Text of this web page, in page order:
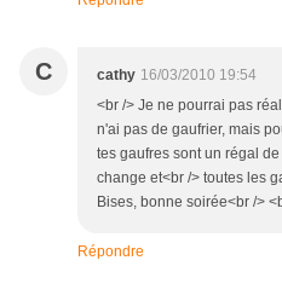
C cathy 16/03/2010 19:54
<br /> Je ne pourrai pas
n'ai pas de gaufrier, mais
tes gaufres sont un régal
change et<br /> toutes les
Bises, bonne soirée<br />
Répondre